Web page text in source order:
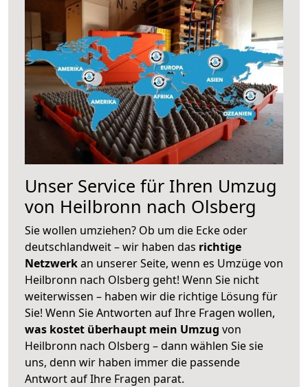
Unser Service für Ihren Umzug
von Heilbronn nach Olsberg
Sie wollen umziehen? Ob um die Ecke oder
deutschlandweit – wir haben das richtige
Netzwerkan unserer Seite, wenn es Umzüge von
Heilbronn nach Olsberg geht! Wenn Sie nicht
weiterwissen – haben wir die richtige Lösung für
Sie! Wenn Sie Antworten auf Ihre Fragen wollen,
was kostet überhaupt mein Umzug von
Heilbronn nach Olsberg – dann wählen Sie sie
uns, denn wir haben immer die passende
Antwort auf Ihre Fragen parat.